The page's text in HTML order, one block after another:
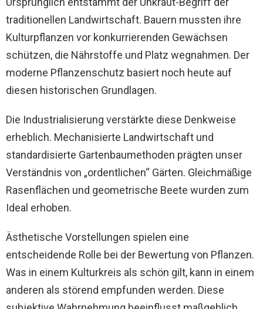
traditionellen Landwirtschaft. Bauern mussten ihre
Kulturpflanzen vor konkurrierenden Gewächsen
schützen, die Nährstoffe und Platz wegnahmen. Der
moderne Pflanzenschutz basiert noch heute auf
diesen historischen Grundlagen.
Die Industrialisierung verstärkte diese Denkweise
erheblich. Mechanisierte Landwirtschaft und
standardisierte Gartenbaumethoden prägten unser
Verständnis von „ordentlichen“ Gärten. Gleichmäßige
Rasenflächen und geometrische Beete wurden zum
Ideal erhoben.
Ästhetische Vorstellungen spielen eine
entscheidende Rolle bei der Bewertung von Pflanzen.
Was in einem Kulturkreis als schön gilt, kann in einem
anderen als störend empfunden werden. Diese